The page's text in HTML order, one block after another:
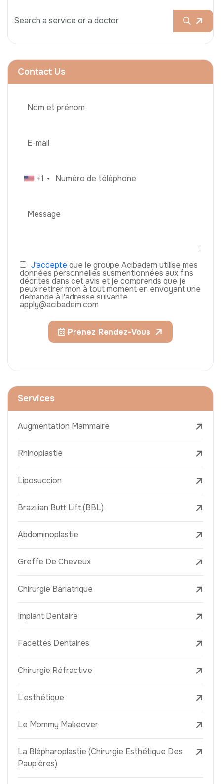
Contact Us
+1
J'accepte que le groupe Acıbadem utilise mes
données personnelles susmentionnées aux fins
décrites dans cet avis et je comprends que je
peux retirer mon à tout moment en envoyant une
demande à l'adresse suivante
apply@acibadem.com
Prenez Rendez-Vous
Services
Augmentation Mammaire
Rhinoplastie
Liposuccion
Brazilian Butt Lift (BBL)
Abdominoplastie
Greffe De Cheveux
Chirurgie Bariatrique
Implant Dentaire
Facettes Dentaires
Chirurgie Réfractive
L’esthétique
Le Mommy Makeover
La Blépharoplastie (Chirurgie Esthétique Des
Paupières)